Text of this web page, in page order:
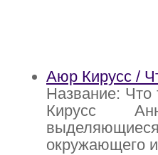
Аюр Кирусс /
Название: Что
Кирусс
окружающего